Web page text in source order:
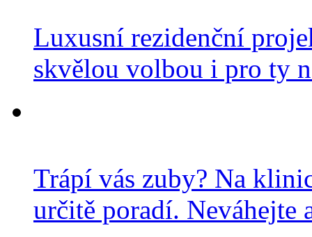
Luxusní rezidenční
skvělou volbou i pro ty
Trápí vás zuby? Na
určitě poradí. Neváhejte